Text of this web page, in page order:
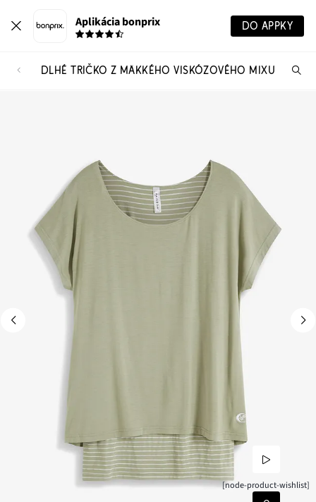
Aplikácia bonprix DO APPKY
DLHÉ TRIČKO Z MÄKKÉHO VISKÓZOVÉHO MIXU
[node-product-wishlist]